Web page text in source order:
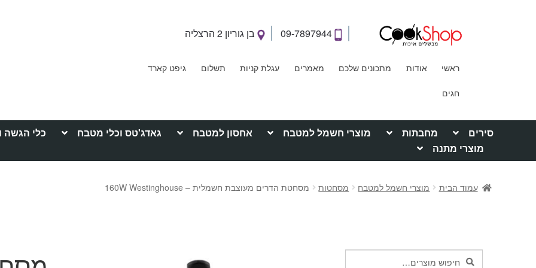
09-7897944 בן גוריון 2 הרצליה
ראשי אודות מתכונים שלכם מאמרים עגלת קניות תשלום גיפט קארד
חגים
סירים מחבתות מוצרי חשמל למטבח אחסון למטבח גאדג'טס וכלי מטבח כלי הגשה
מוצרי מתנה
עמוד הבית מוצרי חשמל למטבח מסחטות מסחטת הדרים מעוצבת חשמלית – 160W Westinghouse
חיפושחיפוש